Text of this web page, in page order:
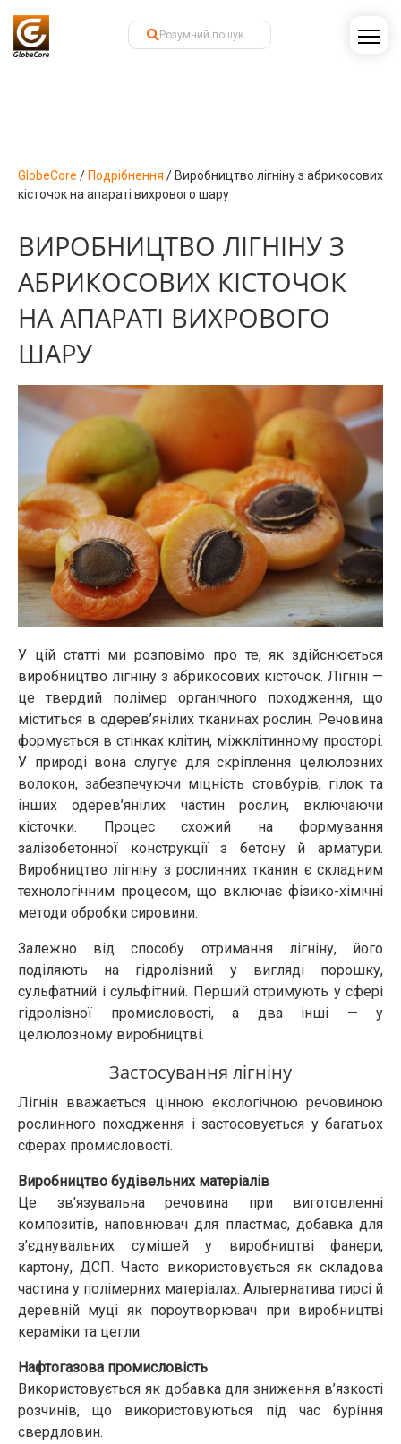
GlobeCore / Подрібнення / Виробництво лігніну з абрикосових
кісточок на апараті вихрового шару
ВИРОБНИЦТВО ЛІГНІНУ З
АБРИКОСОВИХ КІСТОЧОК
НА АПАРАТІ ВИХРОВОГО
ШАРУ
У цій статті ми розповімо про те, як здійснюється
виробництво лігніну з абрикосових кісточок. Лігнін —
це твердий полімер органічного походження, що
міститься в одерев’янілих тканинах рослин. Речовина
формується в стінках клітин, міжклітинному просторі.
У природі вона слугує для скріплення целюлозних
волокон, забезпечуючи міцність стовбурів, гілок та
інших одерев’янілих частин рослин, включаючи
кісточки. Процес схожий на формування
залізобетонної конструкції з бетону й арматури.
Виробництво лігніну з рослинних тканин є складним
технологічним процесом, що включає фізико-хімічні
методи обробки сировини.
Залежно від способу отримання лігніну, його
поділяють на гідролізний у вигляді порошку,
сульфатний і сульфітний. Перший отримують у сфері
гідролізної промисловості, а два інші — у
целюлозному виробництві.
Застосування лігніну
Лігнін вважається цінною екологічною речовиною
рослинного походження і застосовується у багатьох
сферах промисловості.
Виробництво будівельних матеріалів
Це зв’язувальна речовина при виготовленні
композитів, наповнювач для пластмас, добавка для
з’єднувальних сумішей у виробництві фанери,
картону, ДСП. Часто використовується як складова
частина у полімерних матеріалах. Альтернатива тирсі й
деревній муці як пороутворювач при виробництві
кераміки та цегли.
Нафтогазова промисловість
Використовується як добавка для зниження в’язкості
розчинів, що використовуються під час буріння
свердловин.